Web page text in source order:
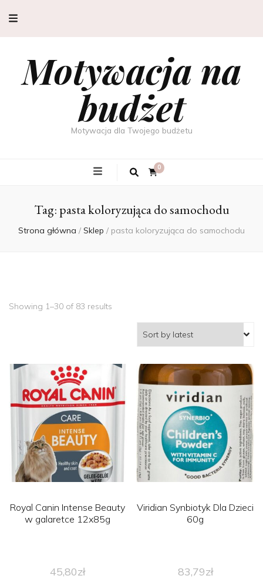
Motywacja na
budżet
Motywacja dla Twojego budżetu
0
Tag: pasta koloryzująca do samochodu
Strona główna / Sklep / pasta koloryzująca do samochodu
Showing 1–30 of 83 results
Royal Canin Intense Beauty
w galaretce 12x85g
45,80zł
Viridian Synbiotyk Dla Dzieci
60g
83,79zł